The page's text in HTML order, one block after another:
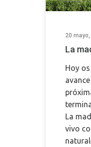
20
La
Hoy
La
vivo